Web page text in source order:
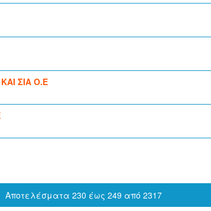
ΣΙΑ Ο.Ε
Αποτελέσματα 230 έως 249 από 2317